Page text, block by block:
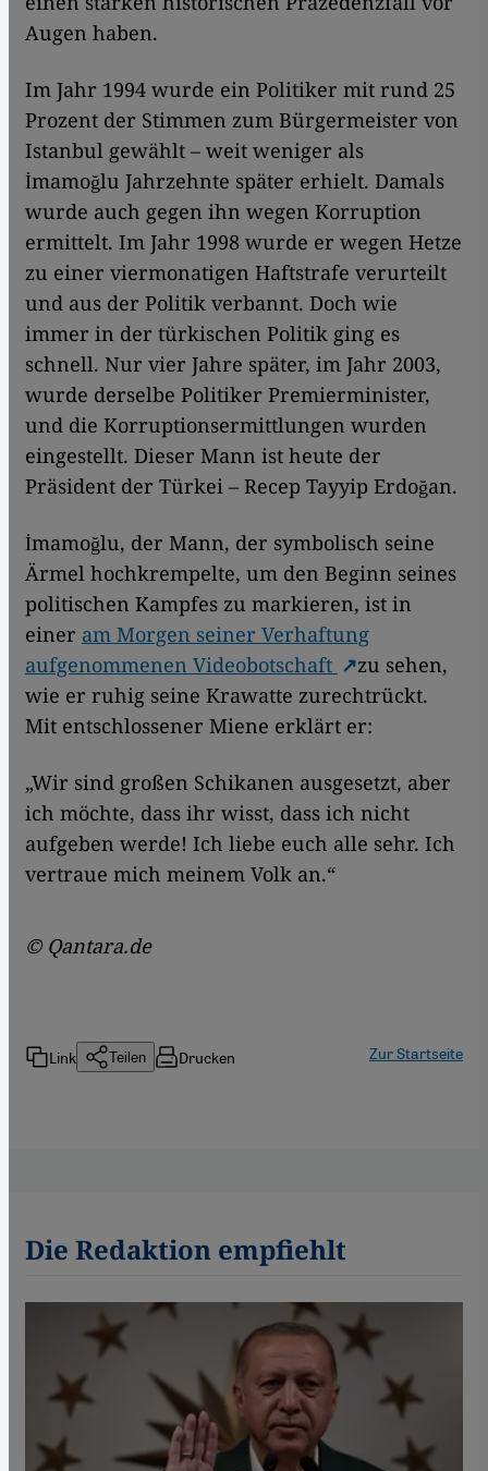
Augen haben.
Im Jahr 1994 wurde ein Politiker mit rund 25
Prozent der Stimmen zum Bürgermeister von
Istanbul gewählt – weit weniger als
İmamoğlu Jahrzehnte später erhielt. Damals
wurde auch gegen ihn wegen Korruption
ermittelt. Im Jahr 1998 wurde er wegen Hetze
zu einer viermonatigen Haftstrafe verurteilt
und aus der Politik verbannt. Doch wie
immer in der türkischen Politik ging es
schnell. Nur vier Jahre später, im Jahr 2003,
wurde derselbe Politiker Premierminister,
und die Korruptionsermittlungen wurden
eingestellt. Dieser Mann ist heute der
Präsident der Türkei – Recep Tayyip Erdoğan.
İmamoğlu, der Mann, der symbolisch seine
Ärmel hochkrempelte, um den Beginn seines
politischen Kampfes zu markieren, ist in
einer am Morgen seiner Verhaftung
aufgenommenen Videobotschaft
zu sehen,
wie er ruhig seine Krawatte zurechtrückt.
Mit entschlossener Miene erklärt er:
„Wir sind großen Schikanen ausgesetzt, aber
ich möchte, dass ihr wisst, dass ich nicht
aufgeben werde! Ich liebe euch alle sehr. Ich
vertraue mich meinem Volk an.“
© Qantara.de
Link Teilen Drucken Zur Startseite
Die Redaktion empfiehlt